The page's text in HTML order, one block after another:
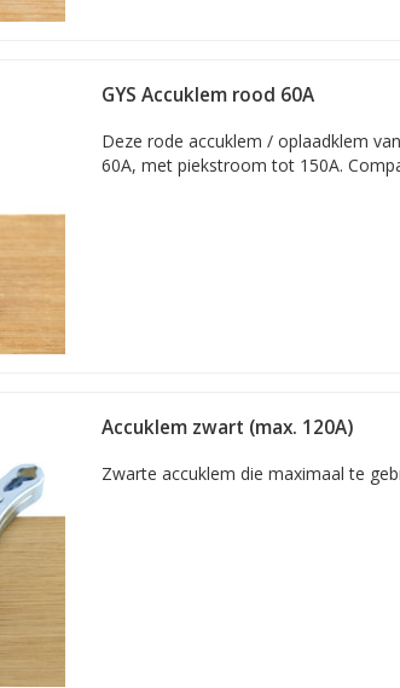
GYS Accuklem rood 60A
Deze rode accuklem / oplaadklem
60A, met piekstroom tot 150A.
Accuklem zwart (max. 120A)
Zwarte accuklem die maximaal te